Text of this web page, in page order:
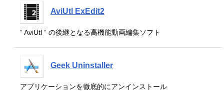
AviUtl ExEdit2
“ AviUtl ” の後継となる高機能動画編集ソフト
Geek Uninstaller
アプリケーションを徹底的にアンインストール